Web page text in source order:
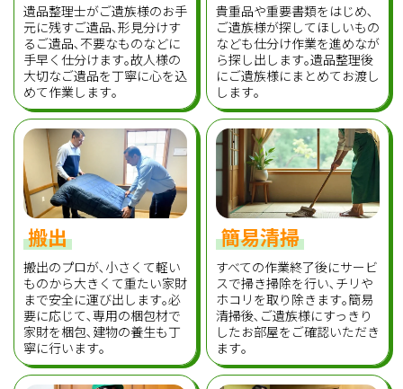
遺品整理士がご遺族様のお手
元に残すご遺品､形見分けす
るご遺品､不要なものなどに
手早く仕分けます｡故人様の
大切なご遺品を丁寧に心を込
めて作業します｡
貴重品や重要書類をはじめ､
ご遺族様が探してほしいもの
なども仕分け作業を進めなが
ら探し出します｡遺品整理後
にご遺族様にまとめてお渡し
します｡
搬出
搬出のプロが､小さくて軽い
ものから大きくて重たい家財
まで安全に運び出します｡必
要に応じて､専用の梱包材で
家財を梱包､建物の養生も丁
寧に行います｡
簡易清掃
すべての作業終了後にサービ
スで掃き掃除を行い､チリや
ホコリを取り除きます｡簡易
清掃後､ご遺族様にすっきり
したお部屋をご確認いただき
ます｡